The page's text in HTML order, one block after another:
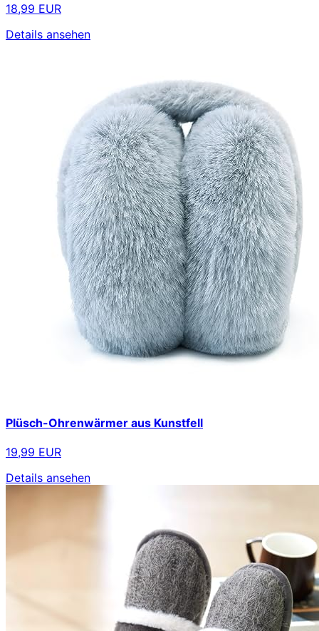
18,99 EUR
Details ansehen
Plüsch-Ohrenwärmer aus Kunstfell
19,99 EUR
Details ansehen